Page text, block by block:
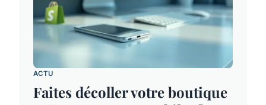
ACTU
Faites décoller votre boutique